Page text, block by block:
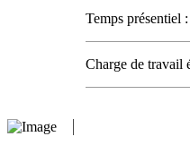
Temps présentiel
Charge de travail